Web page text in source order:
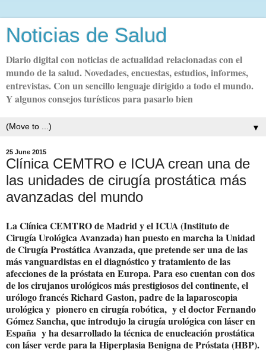
Noticias de Salud
Diario digital con noticias de actualidad relacionadas con el
mundo de la salud. Novedades, encuestas, estudios, informes,
entrevistas. Con un sencillo lenguaje dirigido a todo el mundo.
Y algunos consejos turísticos para pasarlo bien
▼
25 June 2015
Clínica CEMTRO e ICUA crean una de
las unidades de cirugía prostática más
avanzadas del mundo
La Clínica CEMTRO de Madrid y el ICUA (Instituto de
Cirugía Urológica Avanzada) han puesto en marcha la Unidad
de Cirugía Prostática Avanzada, que pretende ser una de las
más vanguardistas en el diagnóstico y tratamiento de las
afecciones de la próstata en Europa. Para eso cuentan con dos
de los cirujanos urológicos más prestigiosos del continente, el
urólogo francés Richard Gaston, padre de la laparoscopia
urológica y pionero en cirugía robótica, y el doctor Fernando
Gómez Sancha, que introdujo la cirugía urológica con láser en
España y ha desarrollado la técnica de enucleación prostática
con láser verde para la Hiperplasia Benigna de Próstata (HBP).